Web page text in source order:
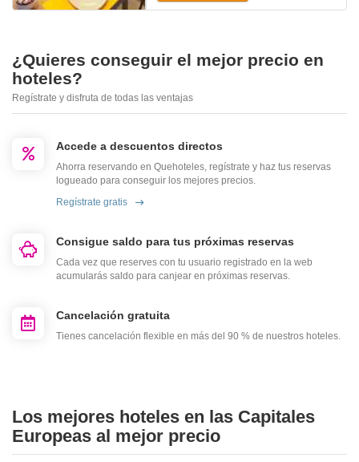
¿Quieres conseguir el mejor precio en
hoteles?
Regístrate y disfruta de todas las ventajas
Accede a descuentos directos
Ahorra reservando en Quehoteles, regístrate y haz tus reservas
logueado para conseguir los mejores precios.
Regístrate gratis
Consigue saldo para tus próximas reservas
Cada vez que reserves con tu usuario registrado en la web
acumularás saldo para canjear en próximas reservas.
Cancelación gratuita
Tienes cancelación flexible en más del 90 % de nuestros hoteles.
Los mejores hoteles en las Capitales
Europeas al mejor precio